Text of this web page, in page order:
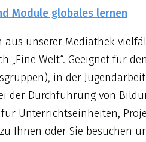
Module globales lernen
aus unserer Mediathek
„Eine Welt“. Geeignet für
in der
der Durchführung von
Unterrichtseinheiten,
Ihnen oder Sie besuchen